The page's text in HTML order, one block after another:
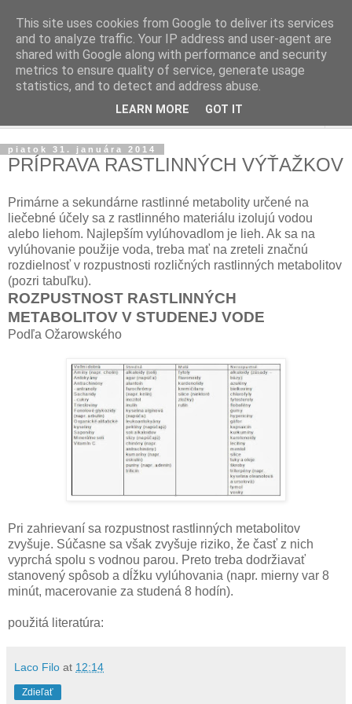
piatok 31. januára 2014
PRÍPRAVA RASTLINNÝCH VÝŤAŽKOV
Primárne a sekundárne rastlinné metabolity určené na
liečebné účely sa z rastlinného materiálu izolujú vodou
alebo liehom. Najlepším vylúhovadlom je lieh. Ak sa na
vylúhovanie použije voda, treba mať na zreteli značnú
rozdielnosť v rozpustnosti rozličných rastlinných metabolitov
(pozri tabuľku).
ROZPUSTNOST RASTLINNÝCH
METABOLITOV V STUDENEJ VODE
Podľa Ožarowského
Pri zahrievaní sa rozpustnost rastlinných metabolitov
zvyšuje. Súčasne sa však zvyšuje riziko, že časť z nich
vyprchá spolu s vodnou parou. Preto treba dodržiavať
stanovený spôsob a dĺžku vylúhovania (napr. mierny var 8
minút, macerovanie za studená 8 hodín).
použitá literatúra:
Laco Filo at 12:14
Zdieľať
This site uses cookies from Google to deliver its services
and to analyze traffic. Your IP address and user-agent are
shared with Google along with performance and security
metrics to ensure quality of service, generate usage
statistics, and to detect and address abuse.
LEARN MORE GOT IT